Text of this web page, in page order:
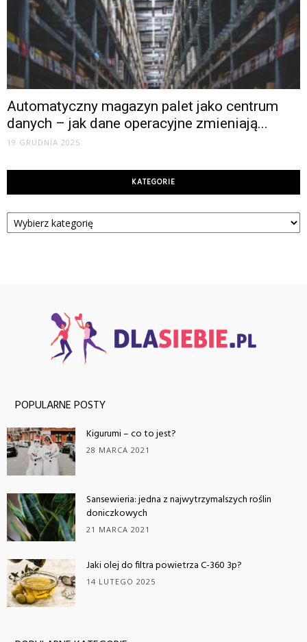
Automatyczny magazyn palet jako centrum
danych – jak dane operacyjne zmieniają...
19 GRUDNIA 2025
KATEGORIE
Kategorie
POPULARNE POSTY
Kigurumi – co to jest?
28 MARCA 2021
Sansewieria: jedna z najwytrzymalszych roślin
doniczkowych
21 MARCA 2021
Jaki olej do filtra powietrza C-360 3p?
14 LUTEGO 2025